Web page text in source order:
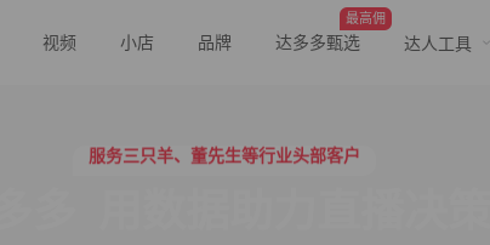
视频 小店 品牌
最高佣
达多多甄选 达人工具
行业价格屠夫，年卡会员低至798/年